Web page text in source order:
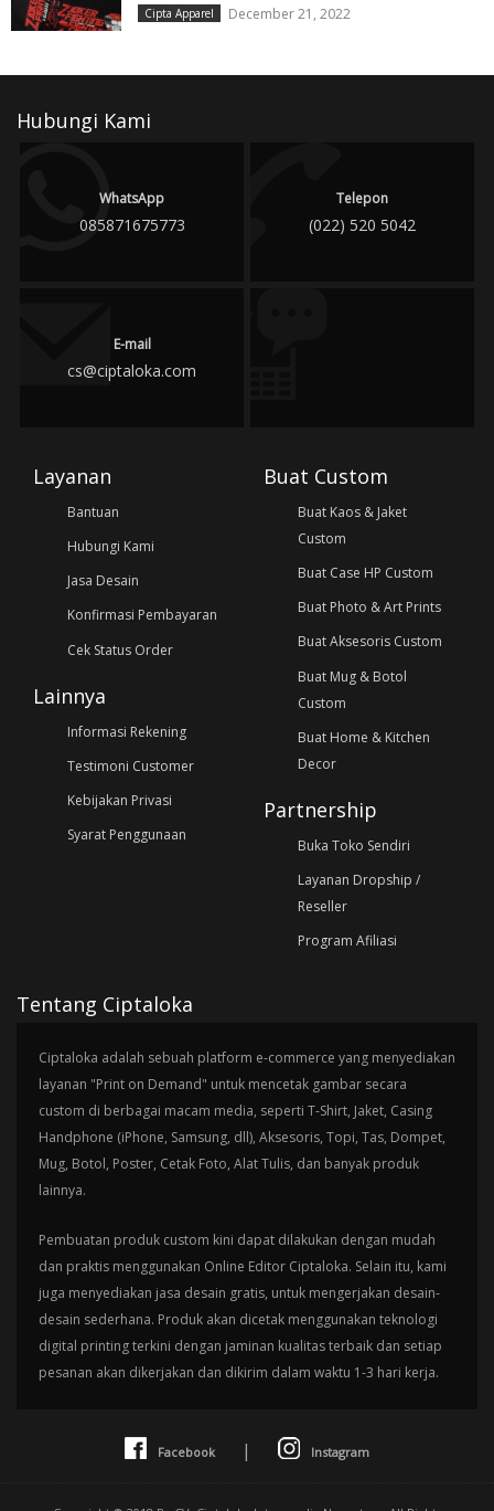
Cipta Apparel December 21, 2022
Hubungi Kami
WhatsApp
085871675773
Telepon
(022) 520 5042
E-mail
cs@ciptaloka.com
Layanan
Bantuan
Hubungi Kami
Jasa Desain
Konfirmasi Pembayaran
Cek Status Order
Lainnya
Informasi Rekening
Testimoni Customer
Kebijakan Privasi
Syarat Penggunaan
Buat Custom
Buat Kaos & Jaket
Custom
Buat Case HP Custom
Buat Photo & Art Prints
Buat Aksesoris Custom
Buat Mug & Botol
Custom
Buat Home & Kitchen
Decor
Partnership
Buka Toko Sendiri
Layanan Dropship /
Reseller
Program Afiliasi
Tentang Ciptaloka
Ciptaloka adalah sebuah platform e-commerce yang menyediakan
layanan "Print on Demand" untuk mencetak gambar secara
custom di berbagai macam media, seperti T-Shirt, Jaket, Casing
Handphone (iPhone, Samsung, dll), Aksesoris, Topi, Tas, Dompet,
Mug, Botol, Poster, Cetak Foto, Alat Tulis, dan banyak produk
lainnya.
Pembuatan produk custom kini dapat dilakukan dengan mudah
dan praktis menggunakan Online Editor Ciptaloka. Selain itu, kami
juga menyediakan jasa desain gratis, untuk mengerjakan desain-
desain sederhana. Produk akan dicetak menggunakan teknologi
digital printing terkini dengan jaminan kualitas terbaik dan setiap
pesanan akan dikerjakan dan dikirim dalam waktu 1-3 hari kerja.
Facebook | Instagram